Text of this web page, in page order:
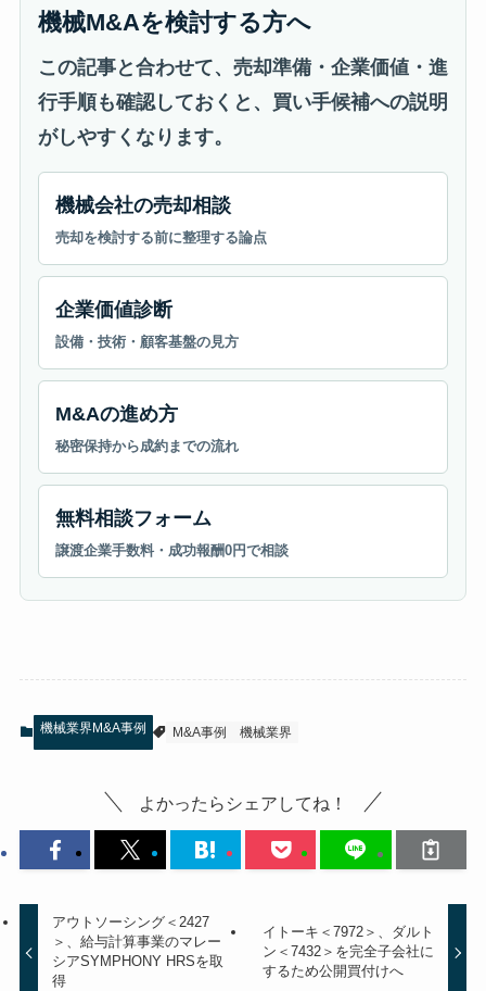
機械M&Aを検討する方へ
この記事と合わせて、売却準備・企業価値・進
行手順も確認しておくと、買い手候補への説明
がしやすくなります。
機械会社の売却相談
売却を検討する前に整理する論点
企業価値診断
設備・技術・顧客基盤の見方
M&Aの進め方
秘密保持から成約までの流れ
無料相談フォーム
譲渡企業手数料・成功報酬0円で相談
機械業界M&A事例 M&A事例 機械業界
よかったらシェアしてね！
アウトソーシング＜2427
＞、給与計算事業のマレー
シアSYMPHONY HRSを取
得
イトーキ＜7972＞、ダルト
ン＜7432＞を完全子会社に
するため公開買付けへ